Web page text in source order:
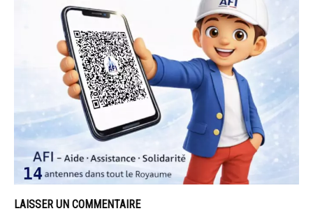
LAISSER UN COMMENTAIRE